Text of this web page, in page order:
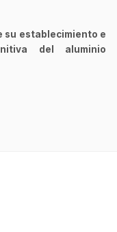
su establecimiento e
del aluminio